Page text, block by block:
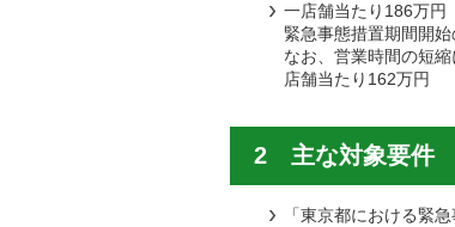
一店舗当たり186万円
緊急事態措置期間開
なお、営業時間の短
店舗当たり162万円
2 主な対象要件
「東京都における緊